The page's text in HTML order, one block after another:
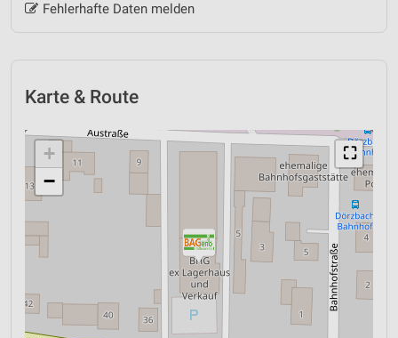
Fehlerhafte Daten melden
Karte & Route
⛶
+
−